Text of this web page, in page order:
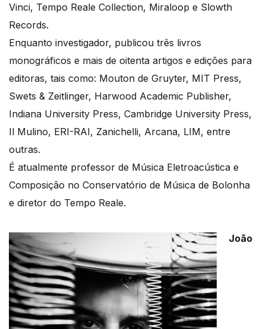
Vinci, Tempo Reale Collection, Miraloop e Slowth
Records.
Enquanto investigador, publicou três livros
monográficos e mais de oitenta artigos e edições para
editoras, tais como: Mouton de Gruyter, MIT Press,
Swets & Zeitlinger, Harwood Academic Publisher,
Indiana University Press, Cambridge University Press,
Il Mulino, ERI-RAI, Zanichelli, Arcana, LIM, entre
outras.
É atualmente professor de Música Eletroacústica e
Composição no Conservatório de Música de Bolonha
e diretor do Tempo Reale.
João